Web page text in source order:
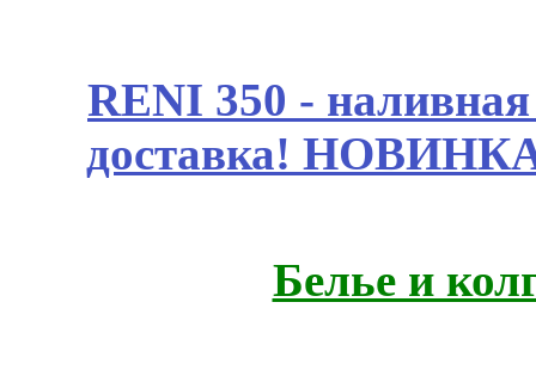
RENI 350 -
доставка!
Белье и